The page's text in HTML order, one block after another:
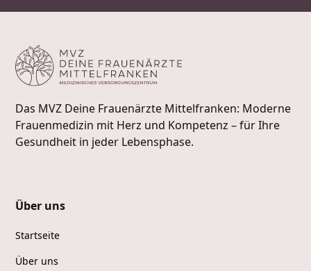
Das MVZ Deine Frauenärzte Mittelfranken: Moderne
Frauenmedizin mit Herz und Kompetenz – für Ihre
Gesundheit in jeder Lebensphase.
Über uns
Startseite
Über uns